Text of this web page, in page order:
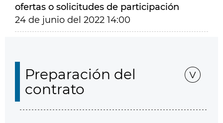
ofertas o solicitudes de participación
24 de junio del 2022 14:00
Preparación del
contrato